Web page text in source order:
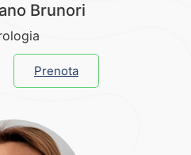
Brunori
Prenota